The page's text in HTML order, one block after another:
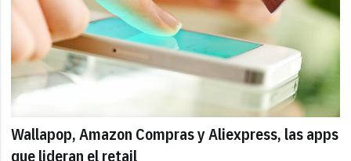
Wallapop, Amazon Compras y Aliexpress, las apps
que lideran el retail